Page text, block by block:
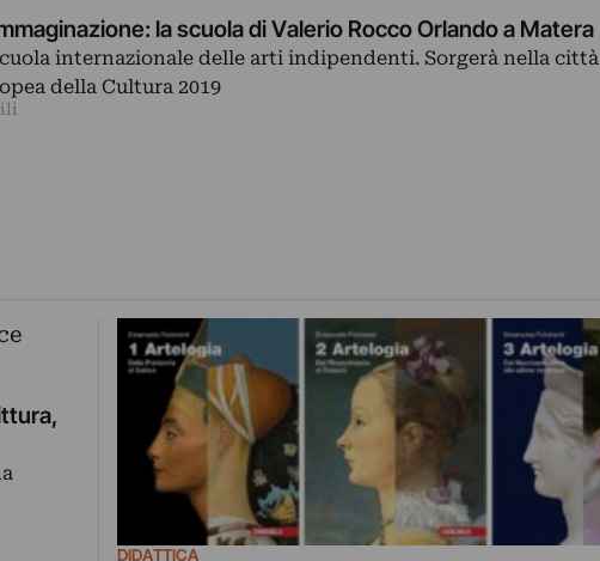
la scuola di Valerio Rocco Orlando a Matera
internazionale delle arti indipendenti. Sorgerà nella città
della Cultura 2019
DIDATTICA